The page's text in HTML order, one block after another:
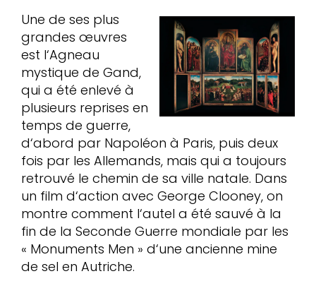
Une de ses plus
grandes œuvres
est l‘Agneau
mystique de Gand,
qui a été enlevé à
plusieurs reprises en
temps de guerre,
d‘abord par Napoléon à Paris, puis deux
fois par les Allemands, mais qui a toujours
retrouvé le chemin de sa ville natale. Dans
un film d‘action avec George Clooney, on
montre comment l‘autel a été sauvé à la
fin de la Seconde Guerre mondiale par les
« Monuments Men » d‘une ancienne mine
de sel en Autriche.